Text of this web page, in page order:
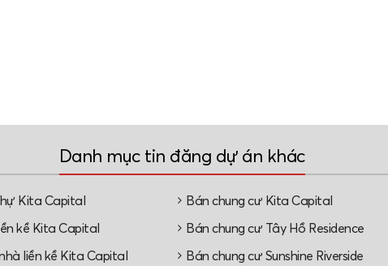
Danh mục tin đăng dự án khác
Kita Capital Bán chung cư Kita Capital
kề Kita Capital Bán chung cư Tây Hồ Residence
liền kề Kita Capital Bán chung cư Sunshine Riverside